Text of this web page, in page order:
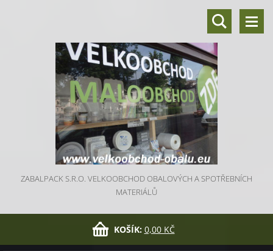
ZABALPACK S.R.O. VELKOOBCHOD OBALOVÝCH A SPOTŘEBNÍCH
MATERIÁLŮ
KOŠÍK: 0,00 KČ